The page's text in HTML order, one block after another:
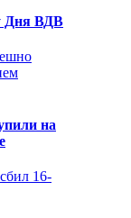
Дня ВДВ
на